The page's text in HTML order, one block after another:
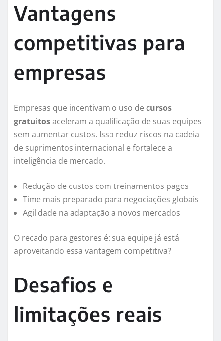
Vantagens
competitivas para
empresas
Empresas que incentivam o uso de cursos
gratuitosaceleram a qualificação de suas equipes
sem aumentar custos. Isso reduz riscos na cadeia
de suprimentos internacional e fortalece a
inteligência de mercado.
Redução de custos com treinamentos pagos
Time mais preparado para negociações globais
Agilidade na adaptação a novos mercados
O recado para gestores é: sua equipe já está
aproveitando essa vantagem competitiva?
Desafios e
limitações reais